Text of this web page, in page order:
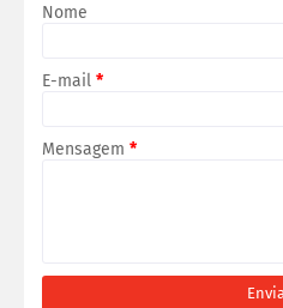
Nome
E-mail *
Mensagem *